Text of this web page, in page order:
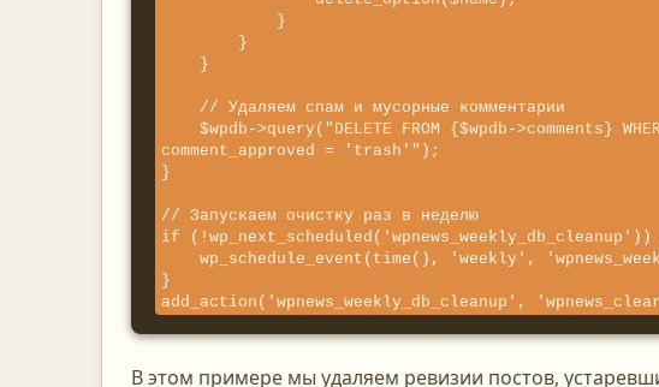
    $wpdb->query("DELETE FROM {$wpdb->comments} WHERE comment_approved = 'spam' OR
comment_approved = 'trash'");
}
// Запускаем очистку раз в неделю
if (!wp_next_scheduled('wpnews_weekly_db_cleanup'))
    wp_schedule_event(time(), 'weekly', 'wpnews_weekly_db_cleanup');
}
add_action('wpnews_weekly_db_cleanup',
В этом примере мы удаляем ревизии постов,